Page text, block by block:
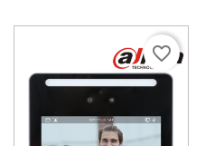
favorite_border